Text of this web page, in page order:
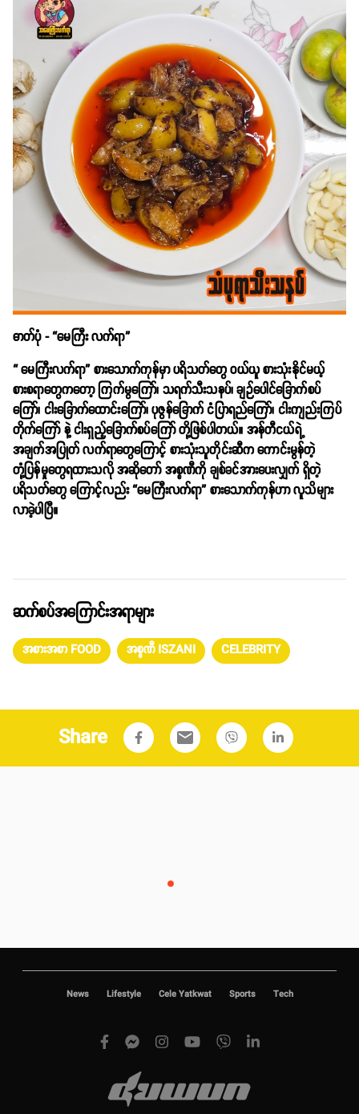
ဓာတ်ပုံ - “မေကြီး လက်ရာ”
“ မေကြီးလက်ရာ” စားသောက်ကုန်မှာ ပရိသတ်တွေ ဝယ်ယူ စားသုံးနိုင်မယ့်
စားစရာတွေကတော့ ကြက်မွကြော်၊ သရက်သီးသနပ်၊ ချဉ်ပေါင်ခြောက်စပ်
ကြော်၊ ငါးခြောက်ထောင်းကြော်၊ ပုဇွန်ခြောက် ငံပြာရည်ကြော်၊ ငါးကျည်းကြပ်
တိုက်ကြော် နဲ့ ငါးရှည့်ခြောက်စပ်ကြော် တို့ဖြစ်ပါတယ်။ အန်တီငယ်ရဲ့
အချက်အပြုတ် လက်ရာတွေကြောင့် စားသုံးသူတိုင်းဆီက ကောင်းမွန်တဲ့
တုံ့ပြန်မှုတွေရထားသလို အဆိုတော် အစ္စဏီကို ချစ်ခင်အားပေးလျှက် ရှိတဲ့
ပရိသတ်တွေ ကြောင့်လည်း “မေကြီးလက်ရာ” စားသောက်ကုန်ဟာ လူသိများ
လာခဲ့ပါပြီ။
ဆက်စပ်အကြောင်းအရာများ
အစားအစာ FOOD အစ္စဏီ ISZANI CELEBRITY
Share email
News Lifestyle Cele Yatkwat Sports Tech